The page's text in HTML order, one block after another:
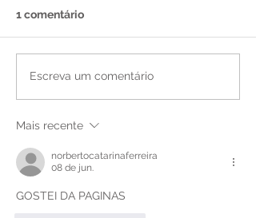
CLP X Arduino Pro: Qual
1 comentário
Escreva um comentário
Mais recente
norbertocatarinaferreira
08 de jun.
GOSTEI DA PAGINAS